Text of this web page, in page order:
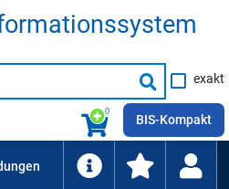
Suche
starten
exakt
0
BIS-Kompakt